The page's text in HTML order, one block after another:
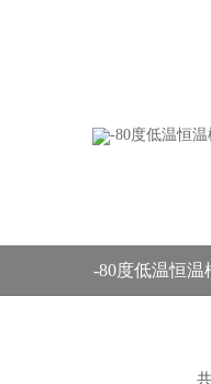
-80度低温恒温